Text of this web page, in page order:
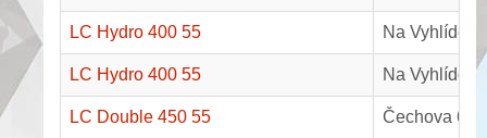
LC Hydro 400 55 Na Vyhlídce
LC Hydro 400 55 Na Vyhlídce
LC Double 450 55 Čechova